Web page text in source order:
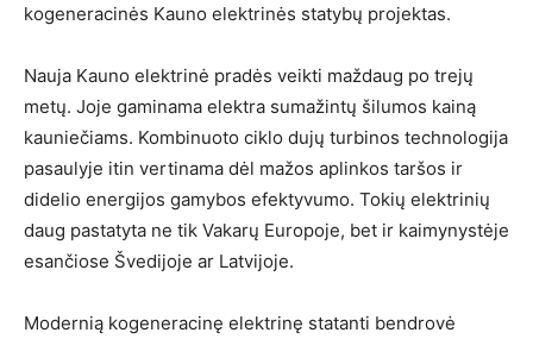
kogeneracinės Kauno elektrinės statybų projektas.
Nauja Kauno elektrinė pradės veikti maždaug po trejų
metų. Joje gaminama elektra sumažintų šilumos kainą
kauniečiams. Kombinuoto ciklo dujų turbinos technologija
pasaulyje itin vertinama dėl mažos aplinkos taršos ir
didelio energijos gamybos efektyvumo. Tokių elektrinių
daug pastatyta ne tik Vakarų Europoje, bet ir kaimynystėje
esančiose Švedijoje ar Latvijoje.
Modernią kogeneracinę elektrinę statanti bendrovė